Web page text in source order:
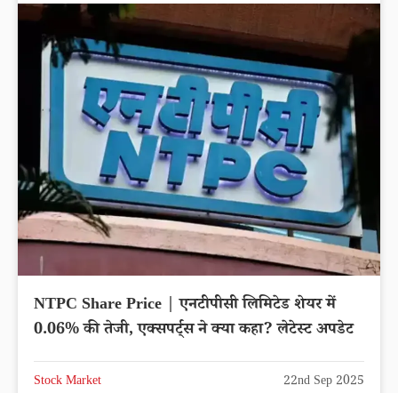
NTPC Share Price | एनटीपीसी लिमिटेड शेयर में
0.06% की तेजी, एक्सपर्ट्स ने क्या कहा? लेटेस्ट अपडेट
Stock Market 22nd Sep 2025